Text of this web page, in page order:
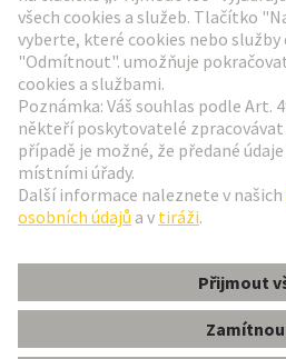
Social Media
Česká republika
© Technologická skupina HARTING
otiskZásady ochrany osobních údajů